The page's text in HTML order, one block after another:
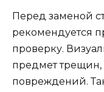
Перед заменой
рекомендуется
проверку.
предмет
повреждений.